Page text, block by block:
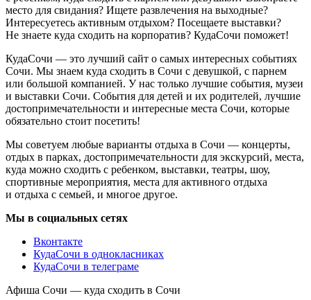
место для свидания? Ищете развлечения на выходные?
Интересуетесь активным отдыхом? Посещаете выставки?
Не знаете куда сходить на корпоратив? КудаСочи поможет!
КудаСочи — это лучший сайт о самых интересных событиях
Сочи. Мы знаем куда сходить в Сочи с девушкой, с парнем
или большой компанией. У нас только лучшие события, музеи
и выставки Сочи. События для детей и их родителей, лучшие
достопримечательности и интересные места Сочи, которые
обязательно стоит посетить!
Мы советуем любые варианты отдыха в Сочи — концерты,
отдых в парках, достопримечательности для экскурсий, места,
куда можно сходить с ребенком, выставки, театры, шоу,
спортивные мероприятия, места для активного отдыха
и отдыха с семьей, и многое другое.
Мы в социальных сетях
Вконтакте
КудаСочи в однокласниках
КудаСочи в телеграме
Афиша Сочи — куда сходить в Сочи